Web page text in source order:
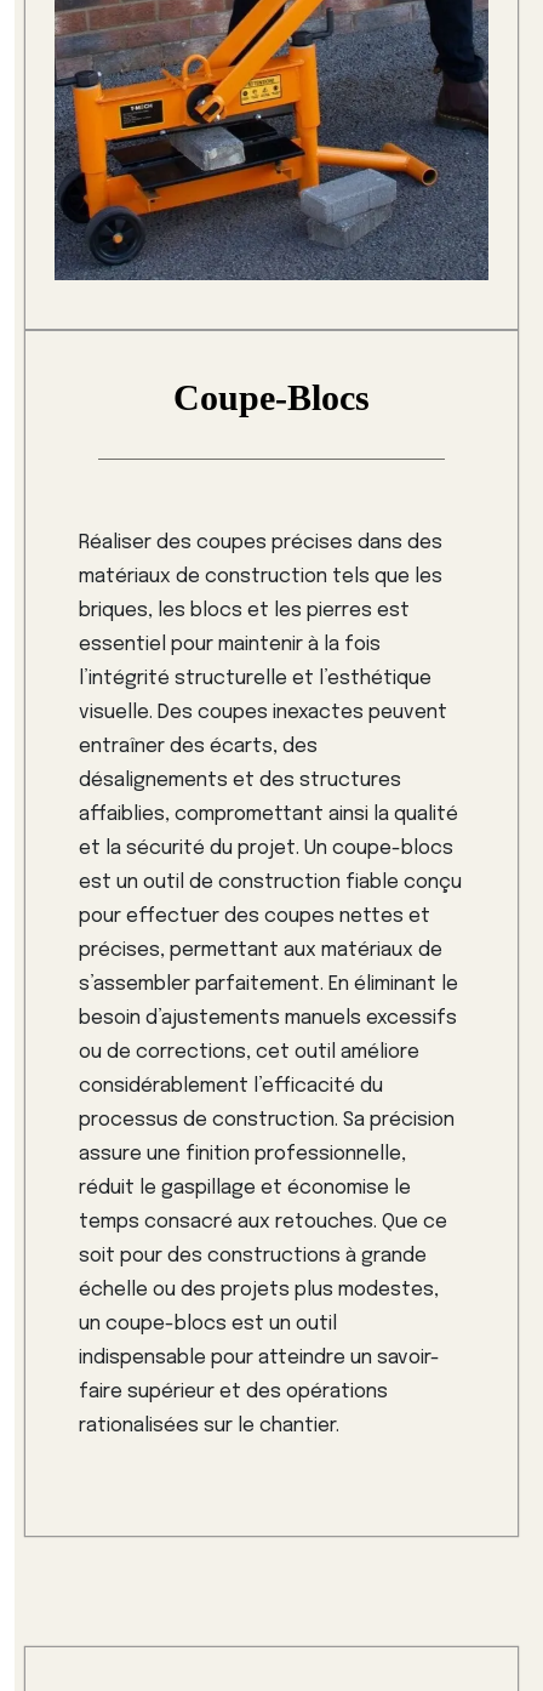
Coupe-Blocs
Réaliser des coupes précises dans des
matériaux de construction tels que les
briques, les blocs et les pierres est
essentiel pour maintenir à la fois
l’intégrité structurelle et l’esthétique
visuelle. Des coupes inexactes peuvent
entraîner des écarts, des
désalignements et des structures
affaiblies, compromettant ainsi la qualité
et la sécurité du projet. Un coupe-blocs
est un outil de construction fiable conçu
pour effectuer des coupes nettes et
précises, permettant aux matériaux de
s’assembler parfaitement. En éliminant le
besoin d’ajustements manuels excessifs
ou de corrections, cet outil améliore
considérablement l’efficacité du
processus de construction. Sa précision
assure une finition professionnelle,
réduit le gaspillage et économise le
temps consacré aux retouches. Que ce
soit pour des constructions à grande
échelle ou des projets plus modestes,
un coupe-blocs est un outil
indispensable pour atteindre un savoir-
faire supérieur et des opérations
rationalisées sur le chantier.